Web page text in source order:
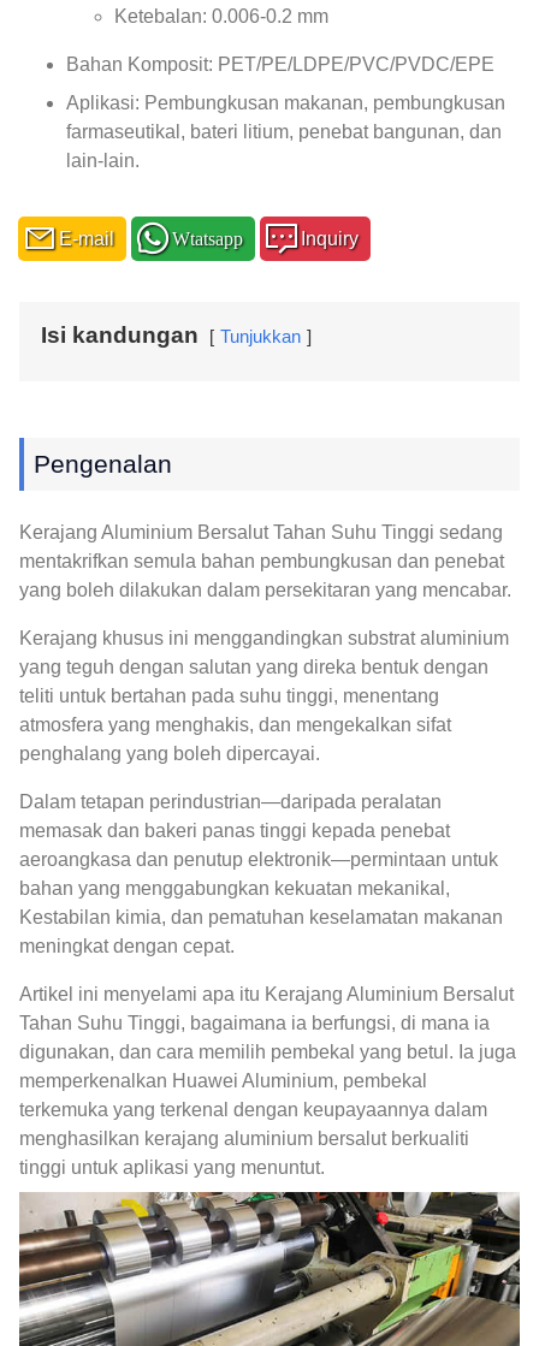
Ketebalan: 0.006-0.2 mm
Bahan Komposit: PET/PE/LDPE/PVC/PVDC/EPE
Aplikasi: Pembungkusan makanan, pembungkusan
farmaseutikal, bateri litium, penebat bangunan, dan
lain-lain.
E-mail Wtatsapp Inquiry
Isi kandungan Tunjukkan
Pengenalan
Kerajang Aluminium Bersalut Tahan Suhu Tinggi sedang
mentakrifkan semula bahan pembungkusan dan penebat
yang boleh dilakukan dalam persekitaran yang mencabar.
Kerajang khusus ini menggandingkan substrat aluminium
yang teguh dengan salutan yang direka bentuk dengan
teliti untuk bertahan pada suhu tinggi, menentang
atmosfera yang menghakis, dan mengekalkan sifat
penghalang yang boleh dipercayai.
Dalam tetapan perindustrian—daripada peralatan
memasak dan bakeri panas tinggi kepada penebat
aeroangkasa dan penutup elektronik—permintaan untuk
bahan yang menggabungkan kekuatan mekanikal,
Kestabilan kimia, dan pematuhan keselamatan makanan
meningkat dengan cepat.
Artikel ini menyelami apa itu Kerajang Aluminium Bersalut
Tahan Suhu Tinggi, bagaimana ia berfungsi, di mana ia
digunakan, dan cara memilih pembekal yang betul. Ia juga
memperkenalkan Huawei Aluminium, pembekal
terkemuka yang terkenal dengan keupayaannya dalam
menghasilkan kerajang aluminium bersalut berkualiti
tinggi untuk aplikasi yang menuntut.